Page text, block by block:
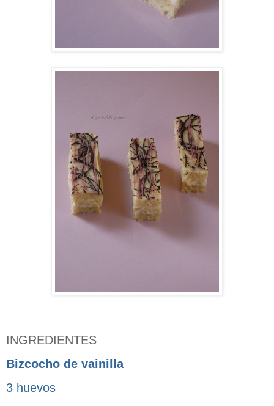
INGREDIENTES
Bizcocho de vainilla
3 huevos